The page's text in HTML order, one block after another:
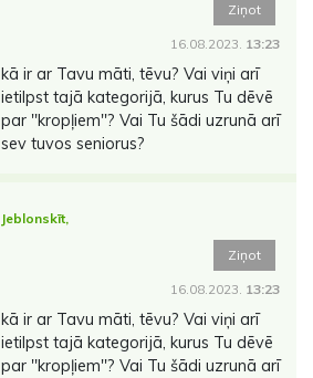
Ziņot
16.08.2023. 13:23
kā ir ar Tavu māti, tēvu? Vai viņi arī
ietilpst tajā kategorijā, kurus Tu dēvē
par ''kropļiem''? Vai Tu šādi uzrunā arī
sev tuvos seniorus?
Jeblonskīt,
Ziņot
16.08.2023. 13:23
kā ir ar Tavu māti, tēvu? Vai viņi arī
ietilpst tajā kategorijā, kurus Tu dēvē
par ''kropļiem''? Vai Tu šādi uzrunā arī